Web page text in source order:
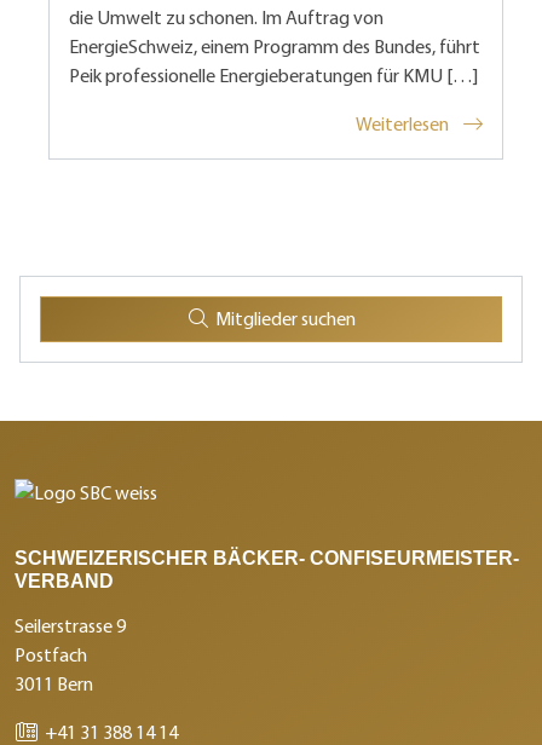
die Umwelt zu schonen. Im Auftrag von
EnergieSchweiz, einem Programm des Bundes, führt
Peik professionelle Energieberatungen für KMU […]
Weiterlesen
Mitglieder suchen
SCHWEIZERISCHER BÄCKER- CONFISEURMEISTER-
VERBAND
Seilerstrasse 9
Postfach
3011 Bern
+41 31 388 14 14